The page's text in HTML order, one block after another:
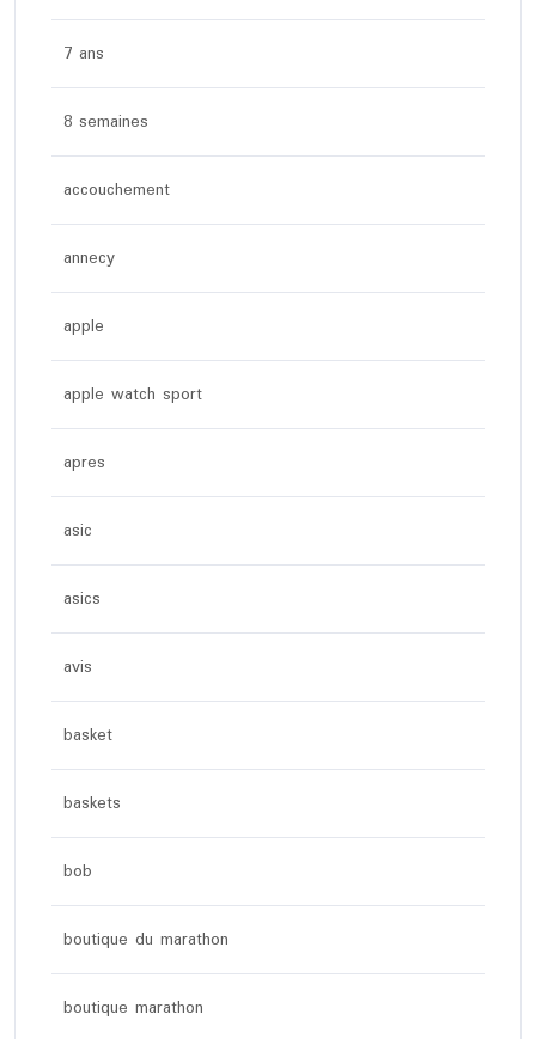
7 ans
8 semaines
accouchement
annecy
apple
apple watch sport
apres
asic
asics
avis
basket
baskets
bob
boutique du marathon
boutique marathon